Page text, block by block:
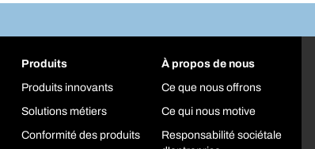
Produits
Produits innovants
Solutions métiers
Conformité des produits
À propos de nous
Ce que nous offrons
Ce qui nous motive
Responsabilité sociétale